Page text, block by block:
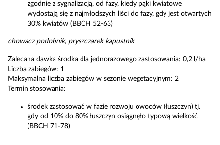
zgodnie z sygnalizacją, od fazy, kiedy pąki kwiatowe
wydostają się z najmłodszych liści do fazy, gdy jest otwartych
30% kwiatów (BBCH 52-63)
chowacz podobnik, pryszczarek kapustnik
Zalecana dawka środka dla jednorazowego zastosowania: 0,2 l/ha
Liczba zabiegów: 1
Maksymalna liczba zabiegów w sezonie wegetacyjnym: 2
Termin stosowania:
środek zastosować w fazie rozwoju owoców (łuszczyn) tj.
gdy od 10% do 80% łuszczyn osiągnęło typową wielkość
(BBCH 71-78)